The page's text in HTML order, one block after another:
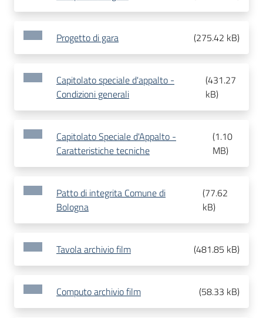
Progetto di gara (275.42 kB)
Capitolato speciale d'appalto -
Condizioni generali
(431.27
kB)
Capitolato Speciale d'Appalto -
Caratteristiche tecniche
(1.10
MB)
Patto di integrita Comune di
Bologna
(77.62
kB)
Tavola archivio film (481.85 kB)
Computo archivio film (58.33 kB)